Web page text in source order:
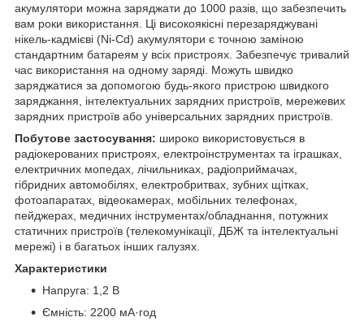
акумулятори можна заряджати до 1000 разів, що забезпечить
вам роки використання. Ці високоякісні перезаряджувані
нікель-кадмієві (Ni-Cd) акумулятори є точною заміною
стандартним батареям у всіх пристроях. Забезпечує тривалий
час використання на одному заряді. Можуть швидко
заряджатися за допомогою будь-якого пристрою швидкого
заряджання, інтелектуальних зарядних пристроїв, мережевих
зарядних пристроїв або універсальних зарядних пристроїв.
Побутове застосування: широко використовується в
радіокерованих пристроях, електроінструментах та іграшках,
електричних мопедах, лічильниках, радіоприймачах,
гібридних автомобілях, електробритвах, зубних щітках,
фотоапаратах, відеокамерах, мобільних телефонах,
пейджерах, медичних інструментах/обладнання, потужних
статичних пристроїв (телекомунікації, ДБЖ та інтелектуальні
мережі) і в багатьох інших галузях.
Характеристики
Напруга: 1,2 В
Ємність: 2200 мА·год